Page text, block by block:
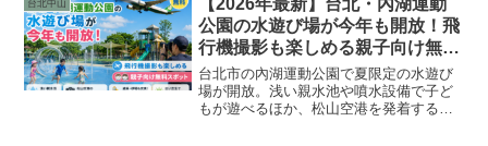
ができる一軒です。
台北中山
公園の水遊び場が今年も開放！飛
行機撮影も楽しめる親子向け無料
スポット
台北市の內湖運動公園で夏限定の水遊び
場が開放。浅い親水池や噴水設備で子ど
もが遊べるほか、松山空港を発着する飛